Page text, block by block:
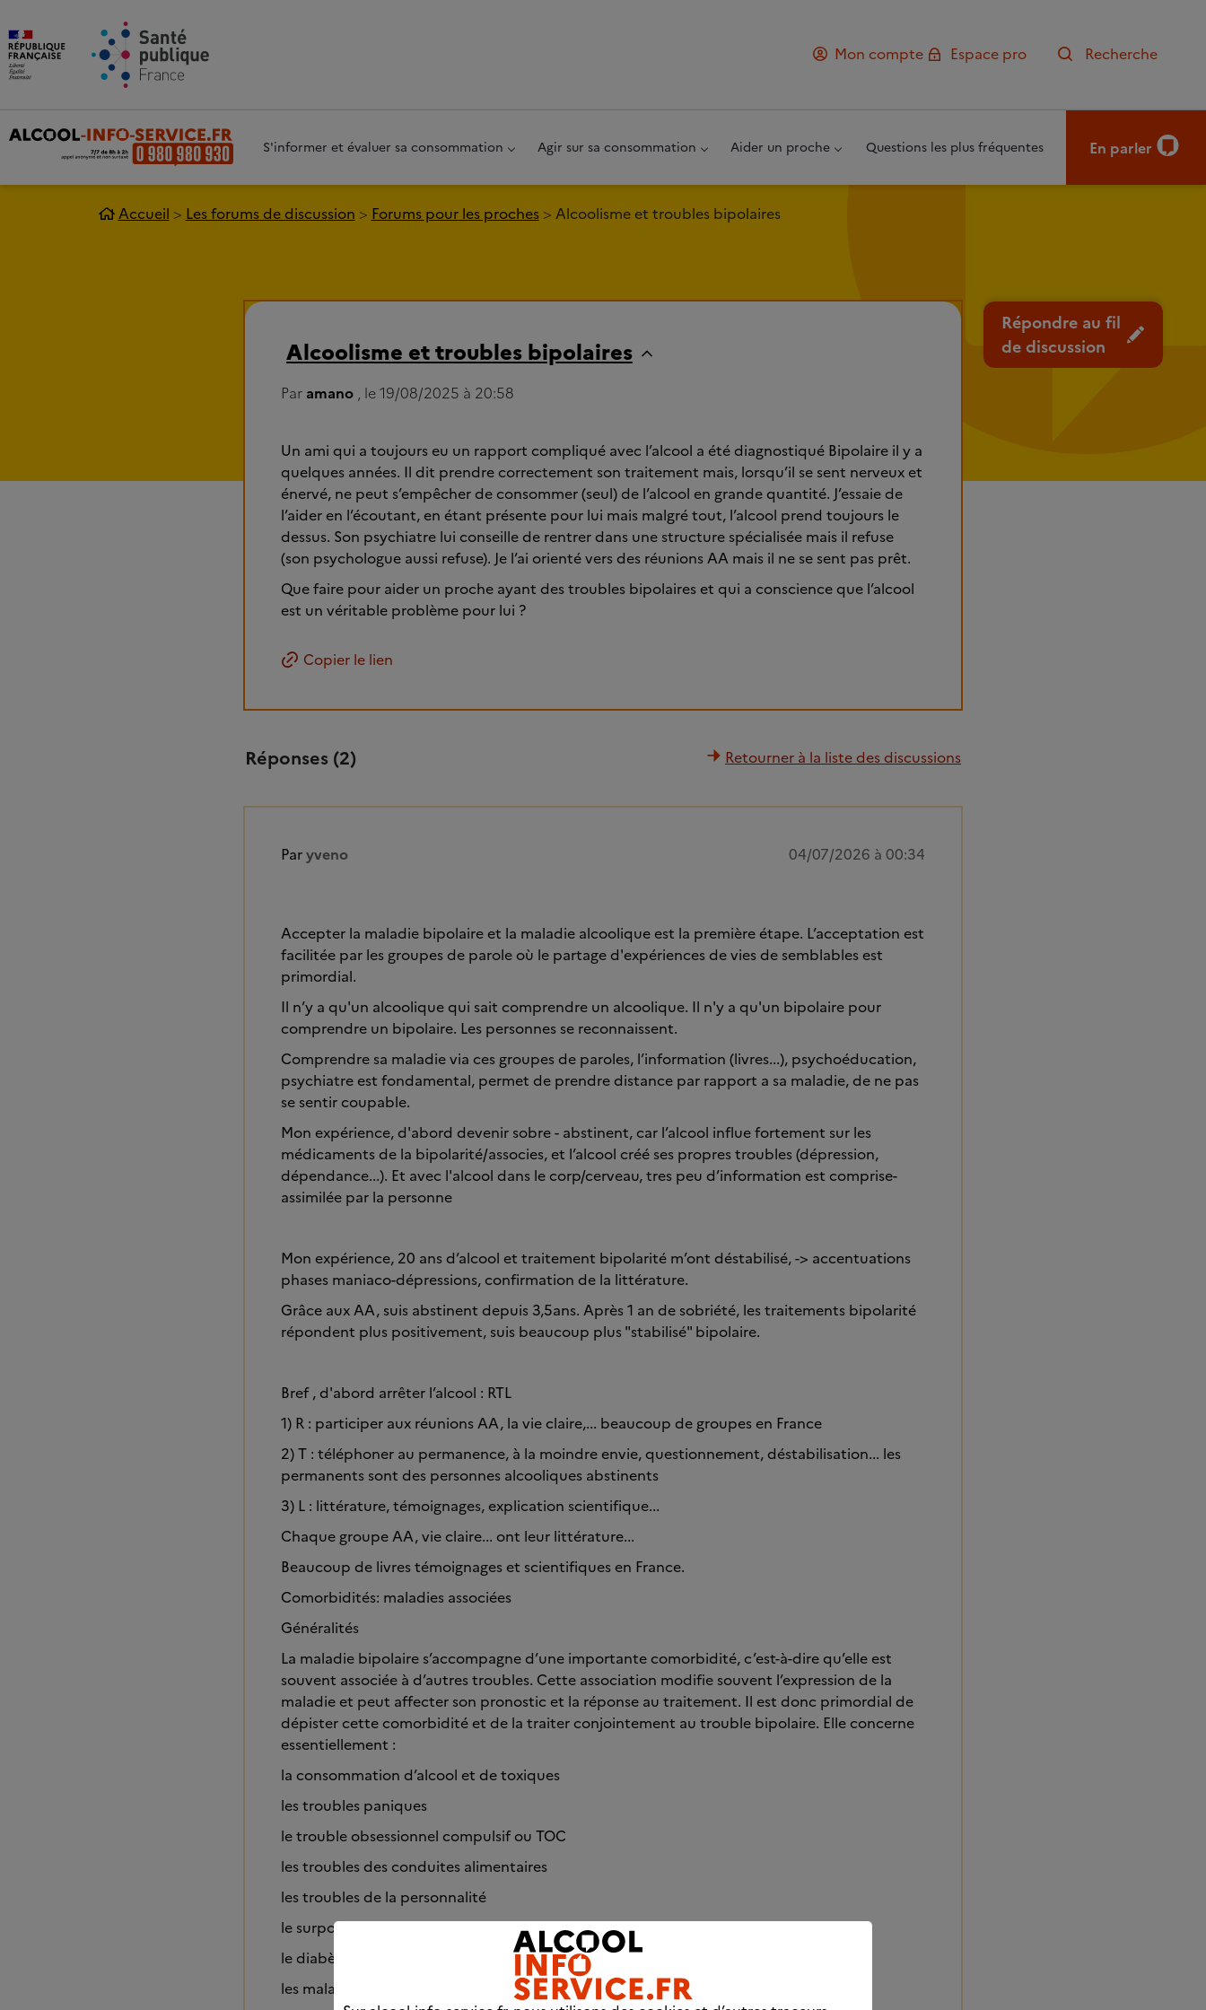
Mon compte
Espace pro Recherche
S'informer et évaluer sa consommation Agir sur sa consommation Aider un proche Questions les plus fréquentes En parler
Accueil Les forums de discussion Forums pour les proches Alcoolisme et troubles bipolaires
Répondre au fil
de discussion
Alcoolisme et troubles bipolaires
Par amano , le 19/08/2025 à 20:58
Un ami qui a toujours eu un rapport compliqué avec l’alcool a été diagnostiqué Bipolaire il y a
quelques années. Il dit prendre correctement son traitement mais, lorsqu’il se sent nerveux et
énervé, ne peut s’empêcher de consommer (seul) de l’alcool en grande quantité. J’essaie de
l’aider en l’écoutant, en étant présente pour lui mais malgré tout, l’alcool prend toujours le
dessus. Son psychiatre lui conseille de rentrer dans une structure spécialisée mais il refuse
(son psychologue aussi refuse). Je l’ai orienté vers des réunions AA mais il ne se sent pas prêt.
Que faire pour aider un proche ayant des troubles bipolaires et qui a conscience que l’alcool
est un véritable problème pour lui ?
Copier le lien
Réponses (2) Retourner à la liste des discussions
Paryveno 04/07/2026 à 00:34
Accepter la maladie bipolaire et la maladie alcoolique est la première étape. L’acceptation est
facilitée par les groupes de parole où le partage d'expériences de vies de semblables est
primordial.
Il n’y a qu'un alcoolique qui sait comprendre un alcoolique. Il n'y a qu'un bipolaire pour
comprendre un bipolaire. Les personnes se reconnaissent.
Comprendre sa maladie via ces groupes de paroles, l’information (livres...), psychoéducation,
psychiatre est fondamental, permet de prendre distance par rapport a sa maladie, de ne pas
se sentir coupable.
Mon expérience, d'abord devenir sobre - abstinent, car l’alcool influe fortement sur les
médicaments de la bipolarité/associes, et l’alcool créé ses propres troubles (dépression,
dépendance...). Et avec l'alcool dans le corp/cerveau, tres peu d’information est comprise-
assimilée par la personne
Mon expérience, 20 ans d’alcool et traitement bipolarité m’ont déstabilisé, -> accentuations
phases maniaco-dépressions, confirmation de la littérature.
Grâce aux AA, suis abstinent depuis 3,5ans. Après 1 an de sobriété, les traitements bipolarité
répondent plus positivement, suis beaucoup plus "stabilisé" bipolaire.
Bref , d'abord arrêter l’alcool : RTL
1) R : participer aux réunions AA, la vie claire,... beaucoup de groupes en France
2) T : téléphoner au permanence, à la moindre envie, questionnement, déstabilisation... les
permanents sont des personnes alcooliques abstinents
3) L : littérature, témoignages, explication scientifique...
Chaque groupe AA, vie claire... ont leur littérature...
Beaucoup de livres témoignages et scientifiques en France.
Comorbidités: maladies associées
Généralités
La maladie bipolaire s’accompagne d’une importante comorbidité, c’est-à-dire qu’elle est
souvent associée à d’autres troubles. Cette association modifie souvent l’expression de la
maladie et peut affecter son pronostic et la réponse au traitement. Il est donc primordial de
dépister cette comorbidité et de la traiter conjointement au trouble bipolaire. Elle concerne
essentiellement :
la consommation d’alcool et de toxiques
les troubles paniques
le trouble obsessionnel compulsif ou TOC
les troubles des conduites alimentaires
les troubles de la personnalité
le surpoids et l’obésité
le diabète
les maladies cardiovasculaires